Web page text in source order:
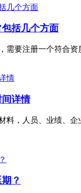
括几个方面
需要注册一个符合
详情
料，人员、业绩、
？